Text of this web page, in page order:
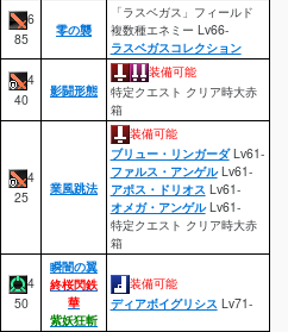
6
85
零の襲
「ラスベガス」フィールド
複数種エネミー Lv66-
ラスベガスコレクション
4
40
影闘形態
装備可能
特定クエスト クリア時大赤
箱
4
25
業風跳法
装備可能
ブリュー・リンガーダLv61-
ファルス・アンゲルLv61-
アポス・ドリオス Lv61-
オメガ・アンゲルLv61-
特定クエスト クリア時大赤
箱
4
50
瞬闇の翼
終桜閃鉄
華
紫妖狂斬
装備可能
ディアボイグリシス Lv71-